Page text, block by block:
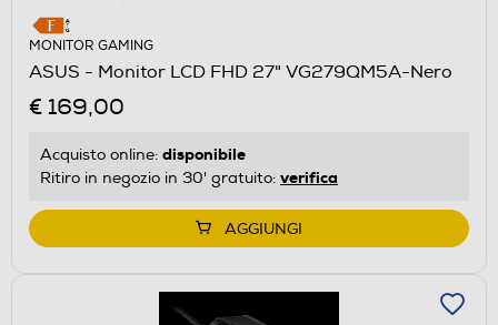
MONITOR GAMING
ASUS - Monitor LCD FHD 27" VG279QM5A-Nero
€ 169,00
Acquisto online: disponibile
Ritiro in negozio in 30' gratuito: verifica
AGGIUNGI